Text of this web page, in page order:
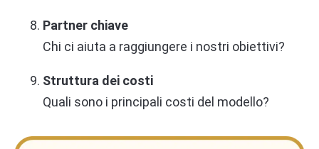
Partner chiave
Chi ci aiuta a raggiungere i nostri obiettivi?
Struttura dei costi
Quali sono i principali costi del modello?